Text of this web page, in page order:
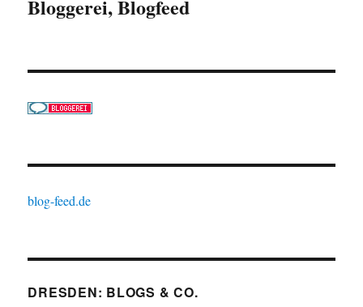
Bloggerei, Blogfeed
blog-feed.de
DRESDEN: BLOGS & CO.